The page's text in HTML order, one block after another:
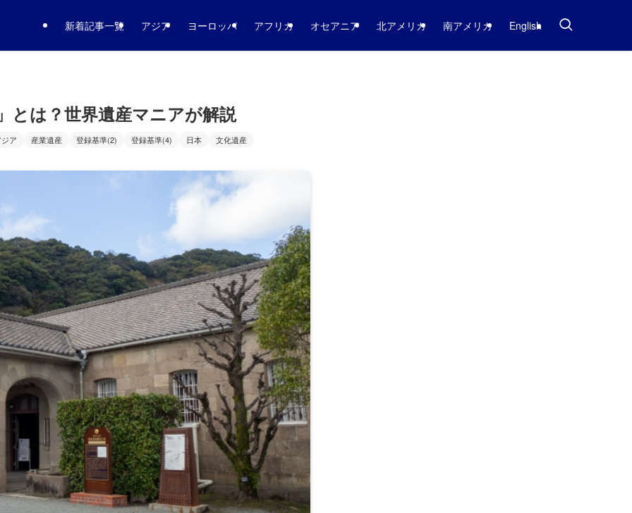
新着記事一覧 アジア ヨーロッパ アフリカ オセアニア 北アメリカ 南アメリカ English
とは？世界遺産マニアが解説
ア 産業遺産 登録基準(2) 登録基準(4) 日本 文化遺産